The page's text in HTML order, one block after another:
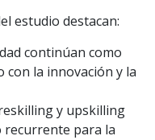
estudio destacan:
continúan como
la innovación y la
y upskilling
recurrente para la